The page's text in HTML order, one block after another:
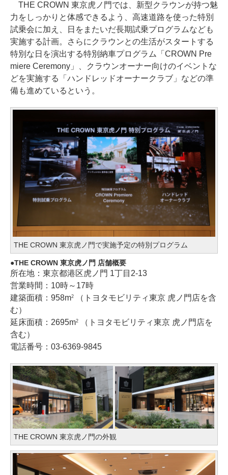
THE CROWN 東京虎ノ門では、新型クラウンが持つ魅
力をしっかりと体感できるよう、高速道路を使った特別
試乗会に加え、日をまたいだ長期試乗プログラムなども
実施する計画。さらにクラウンとの生活がスタートする
特別な日を演出する特別納車プログラム「CROWN Pre
miere Ceremony」、クラウンオーナー向けのイベントな
どを実施する「ハンドレッドオーナークラブ」などの準
備も進めているという。
THE CROWN 東京虎ノ門で実施予定の特別プログラム
THE CROWN 東京虎ノ門 店舗概要
所在地：東京都港区虎ノ門 1丁目2-13
営業時間：10時～17時
建築面積：958m2（トヨタモビリティ東京 虎ノ門店を含
む）
延床面積：2695m2（トヨタモビリティ東京 虎ノ門店を
含む）
電話番号：03-6369-9845
THE CROWN 東京虎ノ門の外観